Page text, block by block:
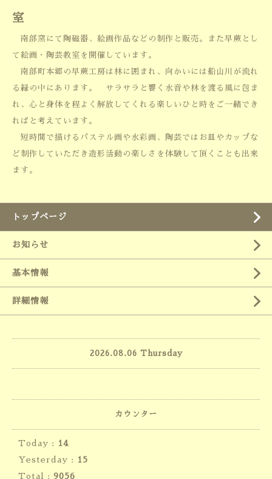
室
南部窯にて陶磁器、絵画作品などの制作と販売。また早蕨とし
て絵画・陶芸教室を開催しています。
南部町本郷の早蕨工房は林に囲まれ、向かいには船山川が流れ
る緑の中にあります。 サラサラと響く水音や林を渡る風に包ま
れ、心と身体を程よく解放してくれる楽しいひと時をご一緒でき
ればと考えています。
短時間で描けるパステル画や水彩画、陶芸ではお皿やカップな
ど制作していただき造形活動の楽しさを体験して頂くことも出来
ます。
トップページ
お知らせ
基本情報
詳細情報
2026.08.06 Thursday
カウンター
Today :
14
Yesterday :
15
Total : 9056